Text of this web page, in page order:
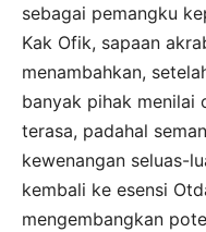
sebagai pemangku
Kak Ofik, sapaan
menambahkan,
banyak pihak menilai
terasa, padahal
kewenangan seluas-
kembali ke esensi
mengembangkan